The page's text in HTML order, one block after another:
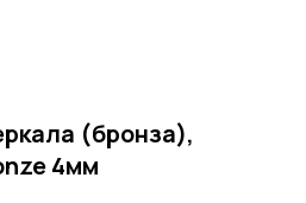
(бронза),
4мм